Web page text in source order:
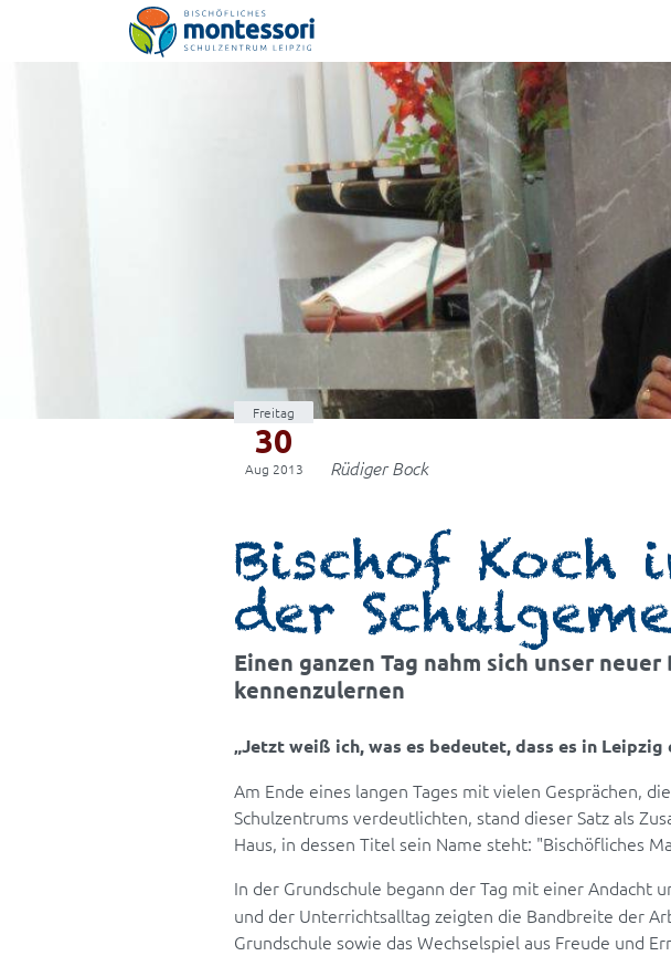
Montessori-Schulzentrum Leipzig
Freitag
30
Aug 2013 Rüdiger Bock
Bischof Koch
der
Einen ganzen Tag nahm sich unser
kennenzulernen
„Jetzt weiß ich, was es bedeutet, dass es in
Am Ende eines langen Tages mit vielen Gesprächen,
Schulzentrums verdeutlichten, stand dieser Satz als
Haus, in dessen Titel sein Name steht: "Bischöfliches
In der Grundschule begann der Tag mit einer Andacht
und der Unterrichtsalltag zeigten die Bandbreite der
Grundschule sowie das Wechselspiel aus Freude und